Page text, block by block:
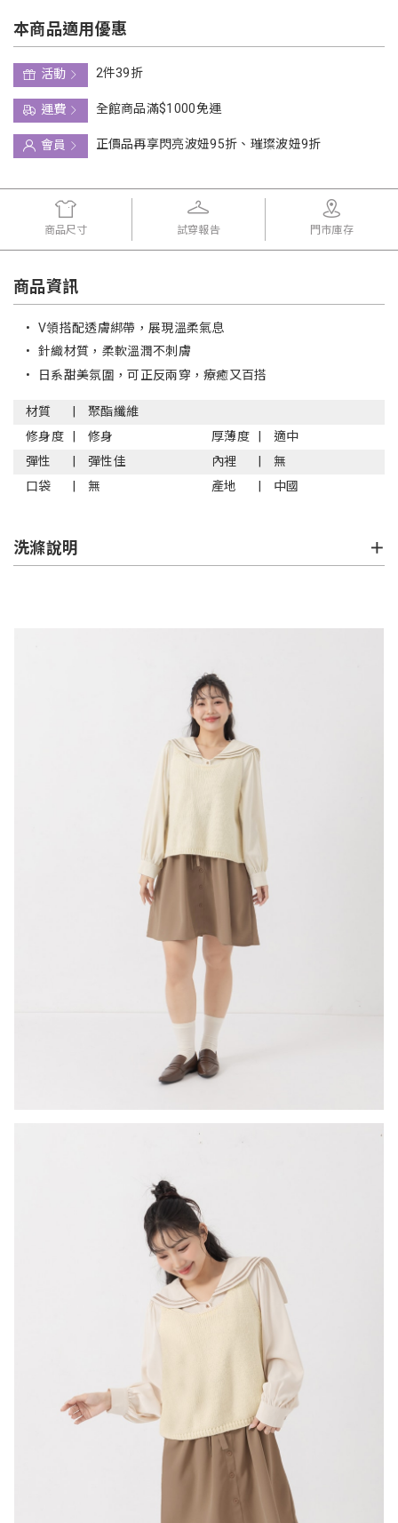
本商品適用優惠
活動
2件39折
運費
全館商品滿$1000免運
會員
正價品再享閃亮波妞95折、璀璨波妞9折
商品尺寸 試穿報告 門市庫存
商品資訊
• V領搭配透膚綁帶，展現溫柔氣息
• 針織材質，柔軟溫潤不刺膚
• 日系甜美氛圍，可正反兩穿，療癒又百搭
材質
聚酯纖維
修身度
修身 厚薄度
適中
彈性
彈性佳 內裡
無
口袋
無 產地 中國
洗滌說明